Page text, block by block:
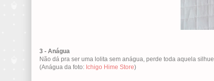
3 - Anágua
Não dá pra ser uma lolita sem anágua, perde toda aquela
(Anágua da foto: Ichigo Hime Store)